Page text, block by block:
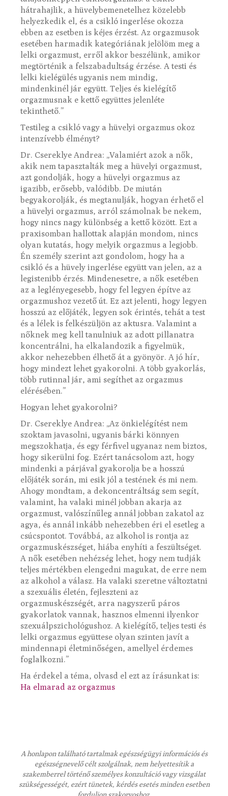
hátrahajlik, a hüvelybemenetelhez közelebb
helyezkedik el, és a csikló ingerlése okozza
ebben az esetben is kéjes érzést. Az orgazmusok
esetében harmadik kategóriának jelölöm meg a
lelki orgazmust, erről akkor beszélünk, amikor
megtörténik a felszabadultság érzése. A testi és
lelki kielégülés ugyanis nem mindig,
mindenkinél jár együtt. Teljes és kielégítő
orgazmusnak e kettő együttes jelenléte
tekinthető.”
Testileg a csikló vagy a hüvelyi orgazmus okoz
intenzívebb élményt?
Dr. Csereklye Andrea: „Valamiért azok a nők,
akik nem tapasztalták meg a hüvelyi orgazmust,
azt gondolják, hogy a hüvelyi orgazmus az
igazibb, erősebb, valódibb. De miután
begyakorolják, és megtanulják, hogyan érhető el
a hüvelyi orgazmus, arról számolnak be nekem,
hogy nincs nagy különbség a kettő között. Ezt a
praxisomban hallottak alapján mondom, nincs
olyan kutatás, hogy melyik orgazmus a legjobb.
Én személy szerint azt gondolom, hogy ha a
csikló és a hüvely ingerlése együtt van jelen, az a
legistenibb érzés. Mindenesetre, a nők esetében
az a leglényegesebb, hogy fel legyen építve az
orgazmushoz vezető út. Ez azt jelenti, hogy legyen
hosszú az előjáték, legyen sok érintés, tehát a test
és a lélek is felkészüljön az aktusra. Valamint a
nőknek meg kell tanulniuk az adott pillanatra
koncentrálni, ha elkalandozik a figyelmük,
akkor nehezebben élhető át a gyönyör. A jó hír,
hogy mindezt lehet gyakorolni. A több gyakorlás,
több rutinnal jár, ami segíthet az orgazmus
elérésében.”
Hogyan lehet gyakorolni?
Dr. Csereklye Andrea: „Az önkielégítést nem
szoktam javasolni, ugyanis bárki könnyen
megszokhatja, és egy férfivel ugyanaz nem biztos,
hogy sikerülni fog. Ezért tanácsolom azt, hogy
mindenki a párjával gyakorolja be a hosszú
előjáték során, mi esik jól a testének és mi nem.
Ahogy mondtam, a dekoncentráltság sem segít,
valamint, ha valaki minél jobban akarja az
orgazmust, valószínűleg annál jobban zakatol az
agya, és annál inkább nehezebben éri el esetleg a
csúcspontot. Továbbá, az alkohol is rontja az
orgazmuskészséget, hiába enyhíti a feszültséget.
A nők esetében nehézség lehet, hogy nem tudják
teljes mértékben elengedni magukat, de erre nem
az alkohol a válasz. Ha valaki szeretne változtatni
a szexuális életén, fejleszteni az
orgazmuskészségét, arra nagyszerű páros
gyakorlatok vannak, hasznos elmenni ilyenkor
szexuálpszichológushoz. A kielégítő, teljes testi és
lelki orgazmus együttese olyan szinten javít a
mindennapi életminőségen, amellyel érdemes
foglalkozni.”
Ha érdekel a téma, olvasd el ezt az írásunkat is:
Ha elmarad az orgazmus
A honlapon található tartalmak egészségügyi információs és
egészségnevelő célt szolgálnak, nem helyettesítik a
szakemberrel történő személyes konzultáció vagy vizsgálat
szükségességét, ezért tünetek, kérdés esetés minden esetben